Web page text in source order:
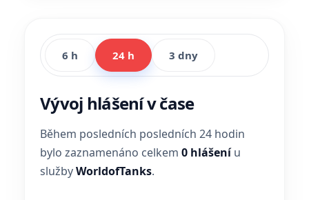
6 h 24 h 3 dny
Vývoj hlášení v čase
Během posledních posledních 24 hodin
bylo zaznamenáno celkem 0 hlášeníu
službyWorldofTanks.